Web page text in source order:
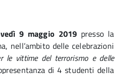
9 maggio 2019 presso la
nell’ambito delle celebrazioni
le vittime del terrorismo e delle
di 4 studenti della